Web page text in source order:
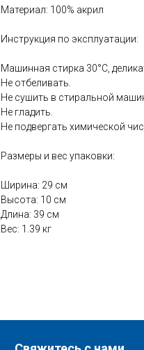
Материал: 100% акрил
Инструкция по эксплуатации:
Машинная стирка 30°С,
Не отбеливать.
Не сушить в стиральной
Не гладить.
Не подвергать химической
Размеры и вес упаковки:
Ширина: 29 см
Высота: 10 см
Длина: 39 см
Вес: 1.39 кг